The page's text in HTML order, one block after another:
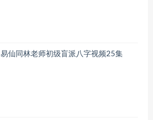
易仙同林老师初级盲派八字视频25集